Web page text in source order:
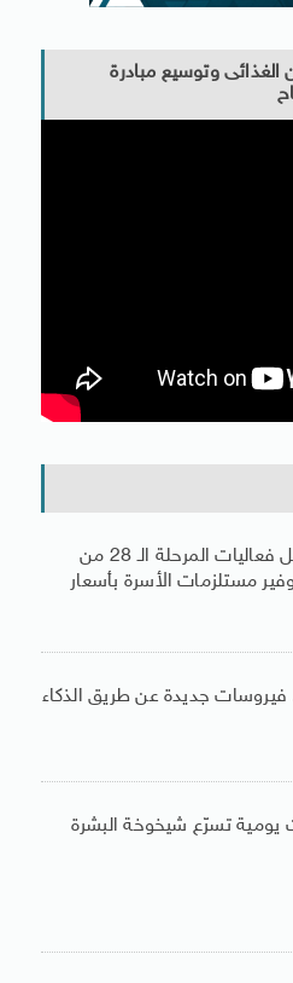
الغذائى وتوسيع مبادرة
الداخلية تواصل فعاليات المرحلة الـ 28 من
مستلزمات الأسرة بأسعار
فيروسات جديدة عن طريق الذكاء